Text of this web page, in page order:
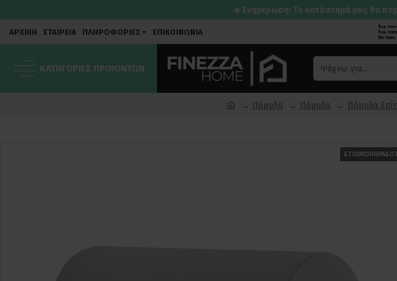
☀️ Ενημέρωση: Το κατάστημά μας θα
ΑΡΧΙΚΗ ΕΤΑΙΡΕΙΑ ΠΛΗΡΟΦΟΡΙΕΣ ΕΠΙΚΟΙΝΩΝΙΑ
ΚΑΤΗΓΟΡΙΕΣ ΠΡΟΙΟΝΤΩΝ
Πόμολα Πόμολα Πόμολα